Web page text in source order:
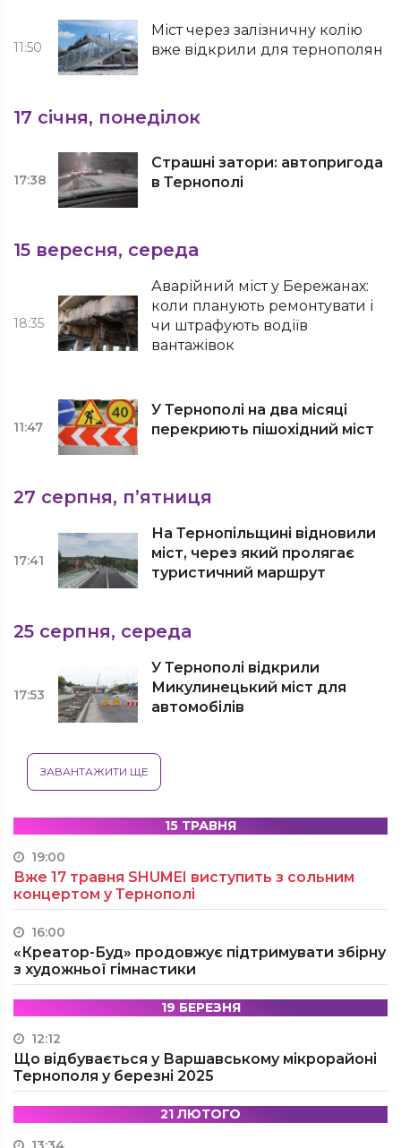
11:50
Міст через залізничну колію
вже відкрили для тернополян
17 січня, понеділок
17:38
Страшні затори: автопригода
в Тернополі
15 вересня, середа
18:35
Аварійний міст у Бережанах:
коли планують ремонтувати і
чи штрафують водіїв
вантажівок
11:47
У Тернополі на два місяці
перекриють пішохідний міст
27 серпня, п’ятниця
17:41
На Тернопільщині відновили
міст, через який пролягає
туристичний маршрут
25 серпня, середа
17:53
У Тернополі відкрили
Микулинецький міст для
автомобілів
ЗАВАНТАЖИТИ ЩЕ
15 ТРАВНЯ
19:00
Вже 17 травня SHUMEI виступить з сольним
концертом у Тернополі
16:00
«Креатор-Буд» продовжує підтримувати збірну
з художньої гімнастики
19 БЕРЕЗНЯ
12:12
Що відбувається у Варшавському мікрорайоні
Тернополя у березні 2025
21 ЛЮТОГО